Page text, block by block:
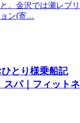
。金沢では瀬レブリ
ョン(寄…
とり様乗船記
スパ｜フィットネ